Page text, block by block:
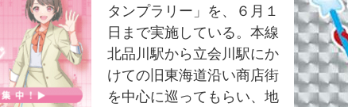
タンプラリー」を、６月１
日まで実施している。本線
北品川駅から立会川駅にか
けての旧東海道沿い商店街
を中心に巡ってもらい、地